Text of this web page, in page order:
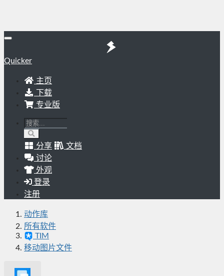
Quicker
主页
下载
专业版
分享
文档
讨论
外观
登录
注册
动作库
所有软件
TIM
移动图片文件